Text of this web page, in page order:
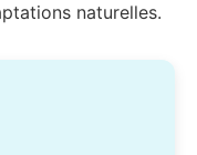
naturelles.